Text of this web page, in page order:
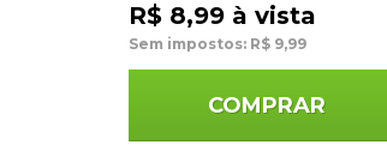
R$ 8,99 à vista
Sem impostos: R$ 9,99
COMPRAR